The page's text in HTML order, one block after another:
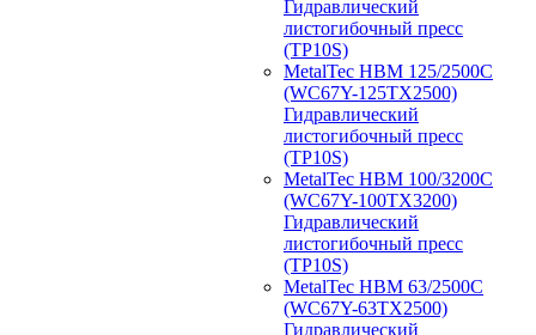
Гидравлический
листогибочный пресс
(TP10S)
MetalTec HBM 125/2500C
(WC67Y-125TX2500)
Гидравлический
листогибочный пресс
(TP10S)
MetalTec HBM 100/3200C
(WC67Y-100TX3200)
Гидравлический
листогибочный пресс
(TP10S)
MetalTec HBM 63/2500C
(WC67Y-63TX2500)
Гидравлический